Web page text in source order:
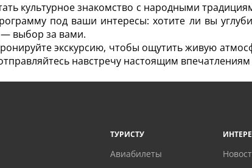
культурное знакомство с народными
под ваши интересы: хотите ли вы
— выбор за вами.
экскурсию, чтобы ощутить живую
навстречу настоящим
ТУРИСТУ
Авиабилеты